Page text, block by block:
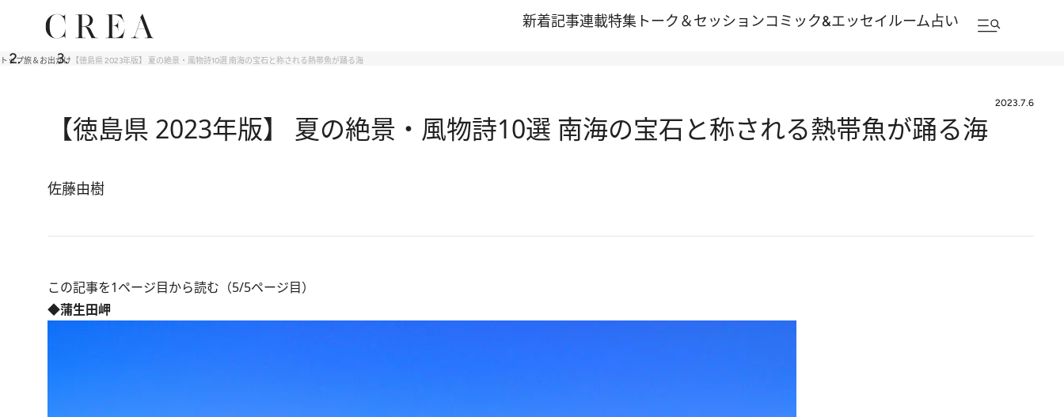
新着記事連載特集 トーク＆セッションコミック&エッセイルーム占い
トップ旅＆お出かけ 【徳島県 2023年版】 夏の絶景・風物詩10選 南海の宝石と称される熱帯魚が踊る海
2023.7.6
【徳島県 2023年版】 夏の絶景・風物詩10選 南海の宝石と称される熱帯魚が踊る海
佐藤由樹
この記事を1ページ目から読む（5/5ページ目）
◆蒲生田岬